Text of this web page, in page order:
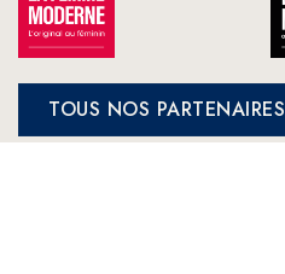
TOUS NOS PARTENAIRES